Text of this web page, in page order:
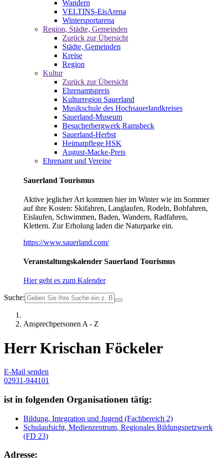
Wandern
VELTINS-EisArena
Wintersportarena
Region, Städte, Gemeinden
Zurück zur Übersicht
Städte, Gemeinden
Kreise
Region
Kultur
Zurück zur Übersicht
Ehrenamtspreis
Kulturregion Sauerland
Musikschule des Hochsauerlandkreises
Sauerland-Museum
Besucherbergwerk Ramsbeck
Sauerland-Herbst
Heimatpflege HSK
August-Macke-Preis
Ehrenamt und Vereine
Sauerland Tourismus
Aktive jeglicher Art kommen hier im Winter wie im Sommer
auf ihre Kosten: Skifahren, Langlaufen, Rodeln, Bobfahren,
Eislaufen, Schwimmen, Baden, Wandern, Radfahren,
Klettern. Zur Erholung laden die Naturparke ein.
https://www.sauerland.com/
Veranstaltungskalender Sauerland Tourismus
Hier geht es zum Kalender
Suche:
Ansprechpersonen A - Z
Herr Krischan Föckeler
E-Mail senden
02931-944101
ist in folgenden Organisationen tätig:
Bildung, Integration und Jugend (Fachbereich 2)
Schulaufsicht, Medienzentrum, Regionales Bildungsnetzwerk
(FD 23)
Adresse: